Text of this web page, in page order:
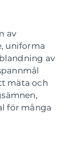
av
uniforma
av
mäta och
för många